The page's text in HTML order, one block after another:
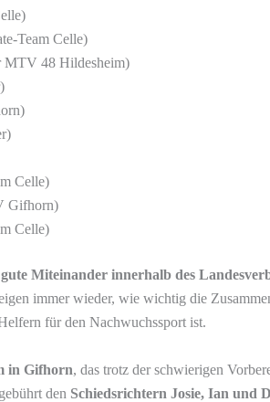
Team Celle)
MTV 48 Hildesheim)
Celle)
Gifhorn)
Celle)
gute Miteinander innerhalb des
immer wieder, wie wichtig die
für den Nachwuchssport ist.
in Gifhorn, das trotz der schwierigen
den Schiedsrichtern Josie, Ian und